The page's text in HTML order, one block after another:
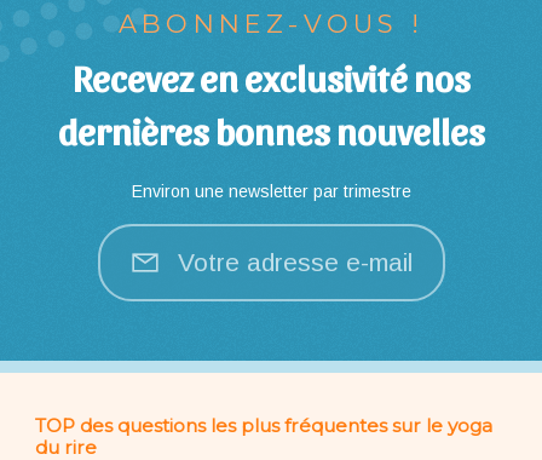
ABONNEZ-VOUS !
Recevez en exclusivité nos
dernières bonnes nouvelles
Environ une newsletter par trimestre
Votre adresse e-mail
TOP des questions les plus fréquentes sur le yoga
du rire